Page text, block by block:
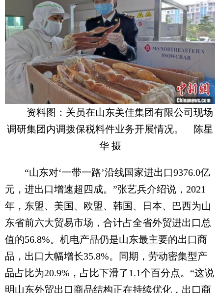
资料图：关员在山东美佳集团有限公司现场
调研集团内调拨保税料件业务开展情况。 陈星
华 摄
“山东对‘一带一路’沿线国家进出口9376.0亿
元，进出口增速超四成。”张艺兵介绍说，2021
年，东盟、美国、欧盟、韩国、日本、巴西为山
东省前六大贸易市场，合计占全省外贸进出口总
值的56.8%。机电产品仍是山东最主要的出口商
品，出口大幅增长35.8%。同期，劳动密集型产
品占比为20.9%，占比下滑了1.1个百分点。“这说
明山东外贸出口商品结构正在持续优化，出口商